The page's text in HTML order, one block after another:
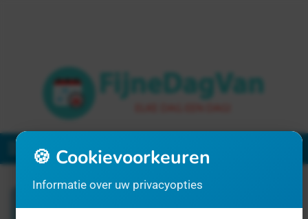
Menu
Zoeken
🍪 Cookievoorkeuren
Informatie over uw privacyopties